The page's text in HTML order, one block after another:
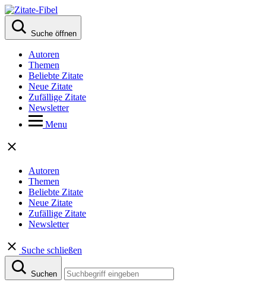
Suche öffnen
Autoren
Themen
Beliebte Zitate
Neue Zitate
Zufällige Zitate
Newsletter
Menu
Autoren
Themen
Beliebte Zitate
Neue Zitate
Zufällige Zitate
Newsletter
Suche schließen
Suchen